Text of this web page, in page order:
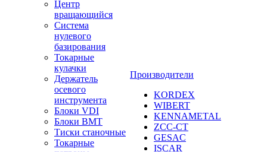
Центр
вращающийся
Система
нулевого
базирования
Токарные
кулачки
Держатель
осевого
инструмента
Блоки VDI
Блоки BMT
Тиски станочные
Токарные
Производители
KORDEX
WIBERT
KENNAMETAL
ZCC-CT
GESAC
ISCAR